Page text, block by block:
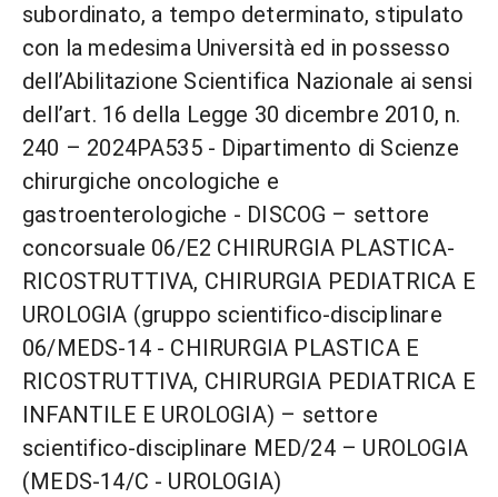
subordinato, a tempo determinato, stipulato
con la medesima Università ed in possesso
dell’Abilitazione Scientifica Nazionale ai sensi
dell’art. 16 della Legge 30 dicembre 2010, n.
240 – 2024PA535 - Dipartimento di Scienze
chirurgiche oncologiche e
gastroenterologiche - DISCOG – settore
concorsuale 06/E2 CHIRURGIA PLASTICA-
RICOSTRUTTIVA, CHIRURGIA PEDIATRICA E
UROLOGIA (gruppo scientifico-disciplinare
06/MEDS-14 - CHIRURGIA PLASTICA E
RICOSTRUTTIVA, CHIRURGIA PEDIATRICA E
INFANTILE E UROLOGIA) – settore
scientifico-disciplinare MED/24 – UROLOGIA
(MEDS-14/C - UROLOGIA)